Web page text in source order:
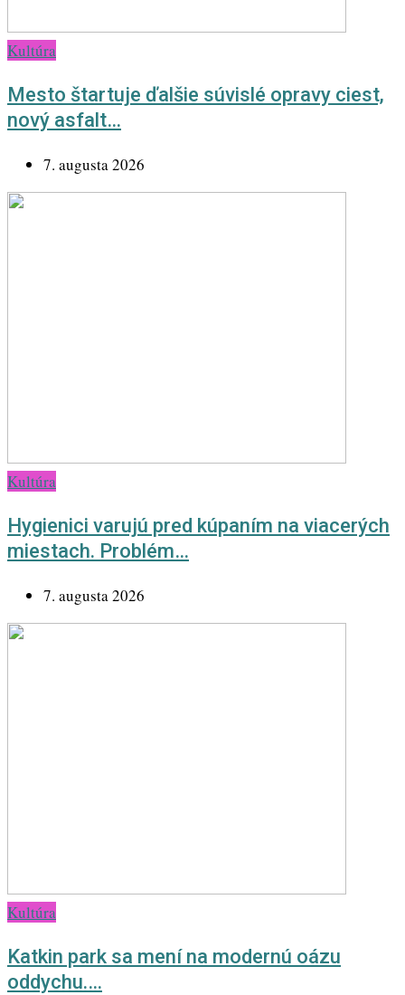
Kultúra
Mesto štartuje ďalšie súvislé opravy ciest,
nový asfalt…
7. augusta 2026
Kultúra
Hygienici varujú pred kúpaním na viacerých
miestach. Problém…
7. augusta 2026
Kultúra
Katkin park sa mení na modernú oázu
oddychu.…